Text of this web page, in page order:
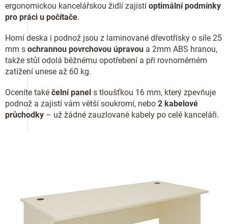
ergonomickou kancelářskou židlí zajistí optimální podmínky
pro práci u počítače.
Horní deska i podnož jsou z laminované dřevotřísky o síle 25
mm s ochrannou povrchovou úpravou a 2mm ABS hranou,
takže stůl odolá běžnému opotřebení a při rovnoměrném
zatížení unese až 60 kg.
Oceníte také čelní panel s tloušťkou 16 mm, který zpevňuje
podnož a zajistí vám větší soukromí, nebo 2 kabelové
průchodky – už žádné zauzlované kabely po celé kanceláři.